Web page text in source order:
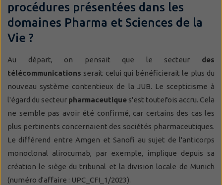
procédures présentées dans les
domaines Pharma et Sciences de la
Vie ?
Au départ, on pensait que le secteur des
télécommunications serait celui qui bénéficierait le plus du
nouveau système contentieux de la JUB. Le scepticisme à
l'égard du secteur pharmaceutique s'est toutefois accru. Cela
ne semble pas avoir été confirmé, car certains des cas les
plus pertinents concernaient des sociétés pharmaceutiques.
Le différend entre Amgen et Sanofi au sujet de l'anticorps
monoclonal alirocumab, par exemple, implique depuis sa
création le siège du tribunal et la division locale de Munich
(numéro d'affaire : UPC_CFI_1/2023).